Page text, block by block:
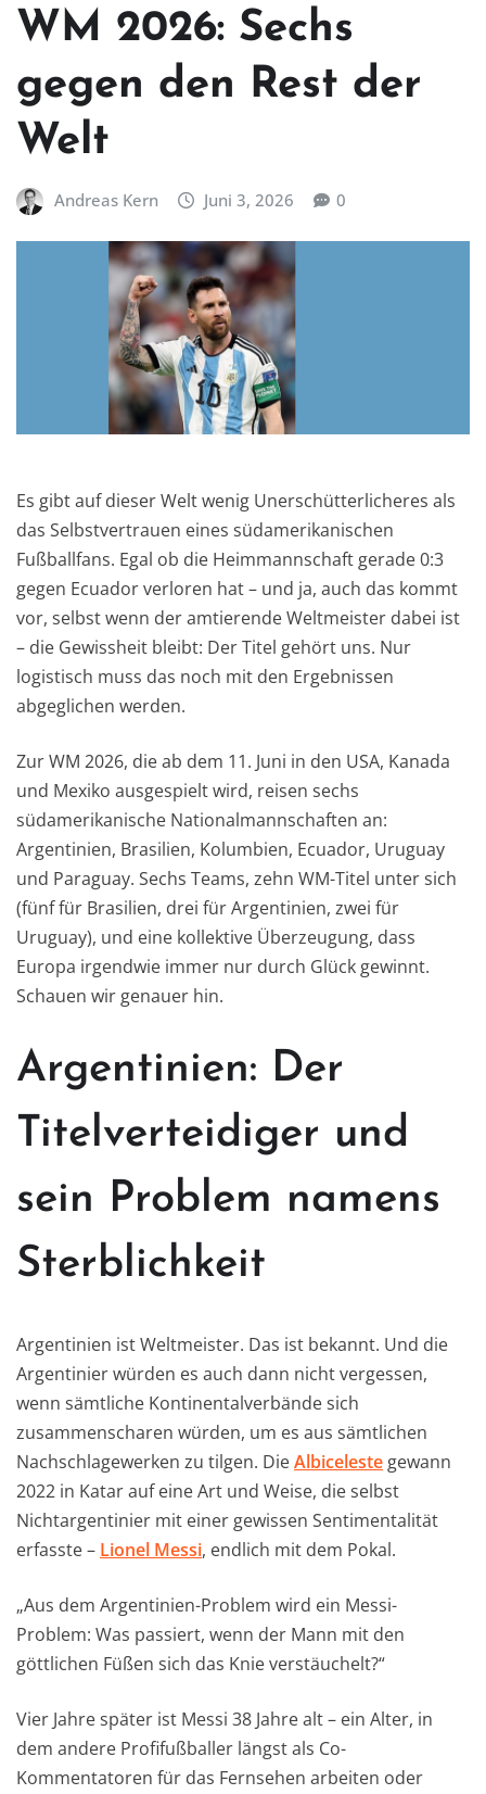
WM 2026: Sechs
gegen den Rest der
Welt
Andreas Kern Juni 3, 2026 0
Es gibt auf dieser Welt wenig Unerschütterlicheres als
das Selbstvertrauen eines südamerikanischen
Fußballfans. Egal ob die Heimmannschaft gerade 0:3
gegen Ecuador verloren hat – und ja, auch das kommt
vor, selbst wenn der amtierende Weltmeister dabei ist
– die Gewissheit bleibt: Der Titel gehört uns. Nur
logistisch muss das noch mit den Ergebnissen
abgeglichen werden.
Zur WM 2026, die ab dem 11. Juni in den USA, Kanada
und Mexiko ausgespielt wird, reisen sechs
südamerikanische Nationalmannschaften an:
Argentinien, Brasilien, Kolumbien, Ecuador, Uruguay
und Paraguay. Sechs Teams, zehn WM-Titel unter sich
(fünf für Brasilien, drei für Argentinien, zwei für
Uruguay), und eine kollektive Überzeugung, dass
Europa irgendwie immer nur durch Glück gewinnt.
Schauen wir genauer hin.
Argentinien: Der
Titelverteidiger und
sein Problem namens
Sterblichkeit
Argentinien ist Weltmeister. Das ist bekannt. Und die
Argentinier würden es auch dann nicht vergessen,
wenn sämtliche Kontinentalverbände sich
zusammenscharen würden, um es aus sämtlichen
Nachschlagewerken zu tilgen. DieAlbiceleste gewann
2022 in Katar auf eine Art und Weise, die selbst
Nichtargentinier mit einer gewissen Sentimentalität
erfasste – Lionel Messi, endlich mit dem Pokal.
„Aus dem Argentinien-Problem wird ein Messi-
Problem: Was passiert, wenn der Mann mit den
göttlichen Füßen sich das Knie verstäuchelt?“
Vier Jahre später ist Messi 38 Jahre alt – ein Alter, in
dem andere Profifußballer längst als Co-
Kommentatoren für das Fernsehen arbeiten oder